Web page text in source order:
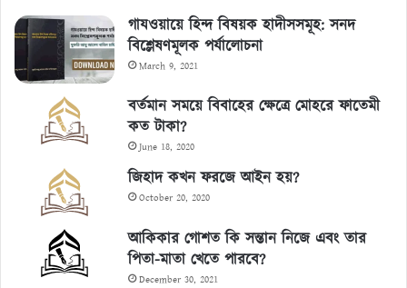
গাযওয়ায়ে হিন্দ বিষয়ক হাদীসসমূহ: সনদ
বিশ্লেষণমূলক পর্যালোচনা
March 9, 2021
বর্তমান সময়ে বিবাহের ক্ষেত্রে মোহরে ফাতেমী
কত টাকা?
June 18, 2020
জিহাদ কখন ফরজে আইন হয়?
October 20, 2020
আকিকার গোশত কি সন্তান নিজে এবং তার
পিতা-মাতা খেতে পারবে?
December 30, 2021